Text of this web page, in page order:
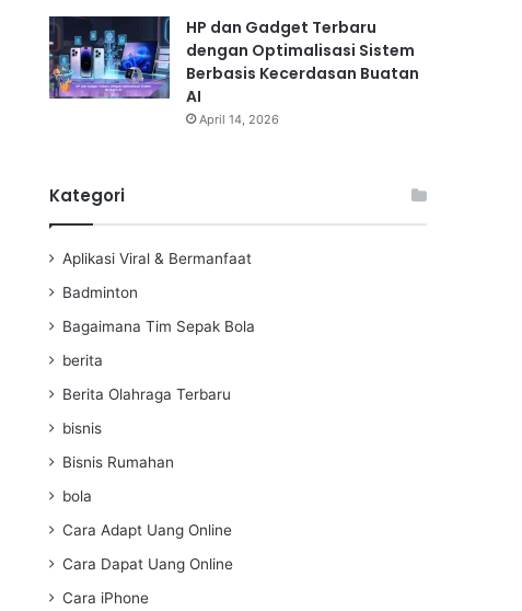
HP dan Gadget Terbaru
dengan Optimalisasi Sistem
Berbasis Kecerdasan Buatan
AI
April 14, 2026
Kategori
Aplikasi Viral & Bermanfaat
Badminton
Bagaimana Tim Sepak Bola
berita
Berita Olahraga Terbaru
bisnis
Bisnis Rumahan
bola
Cara Adapt Uang Online
Cara Dapat Uang Online
Cara iPhone